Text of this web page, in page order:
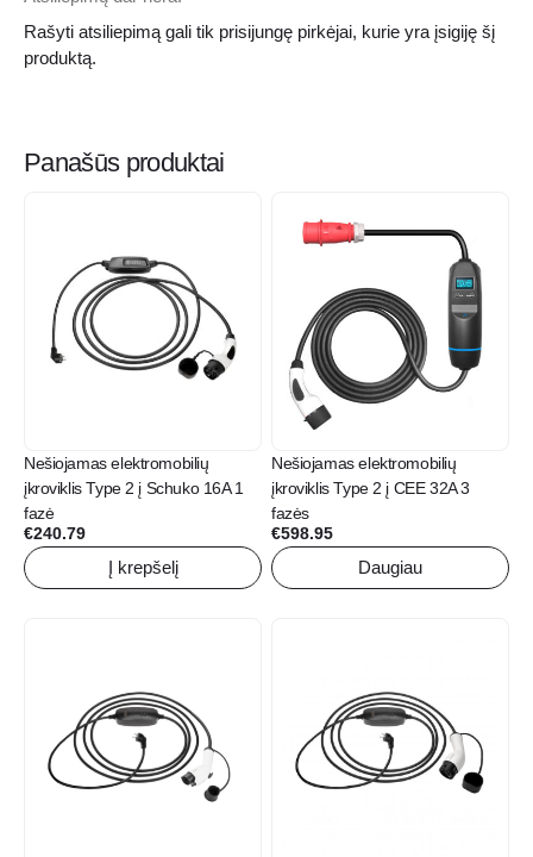
Rašyti atsiliepimą gali tik prisijungę pirkėjai, kurie yra įsigiję šį
produktą.
Panašūs produktai
Nešiojamas elektromobilių
įkroviklis Type 2 į Schuko 16A 1
fazė
€240.79
Į krepšelį
Nešiojamas elektromobilių
įkroviklis Type 2 į CEE 32A 3
fazės
€598.95
Daugiau